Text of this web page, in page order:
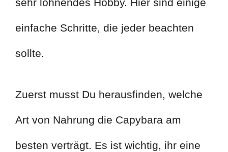
einfache Schritte, die jeder beachten
sollte.
Zuerst musst Du herausfinden, welche
Art von Nahrung die Capybara am
besten verträgt. Es ist wichtig, ihr eine